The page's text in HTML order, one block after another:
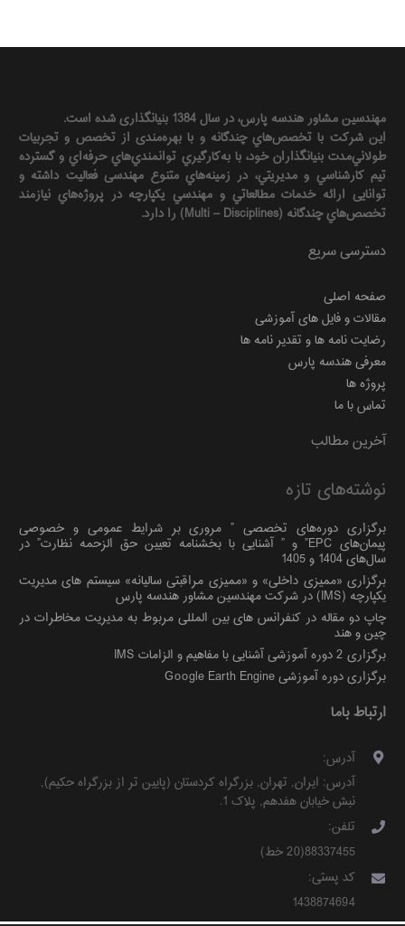
مهندسين مشاور هندسه‌ پارس، در سال 1384 بنیانگذاری شده است.
این شرکت با تخصص‌هاي چندگانه و با بهره‌مندی از تخصص و تجربيات
طولاني‌مدت بنيانگذاران خود، با به‌كارگيري توانمندي‌هاي حرفه‌اي و گسترده
تيم كارشناسي و مديريتي، در زمينه‌هاي متنوع مهندسی فعاليت داشته و
توانایی ارائه خدمات مطالعاتي و مهندسي يكپارچه در پروژه‌هاي نيازمند
تخصص‌هاي چندگانه (Multi – Disciplines) را دارد.
دسترسی سریع
صفحه اصلی
مقالات و فایل های آموزشی
رضایت نامه ها و تقدیر نامه ها
معرفی هندسه پارس
پروژه ها
تماس با ما
آخرین مطالب
نوشته‌های تازه
برگزاری دوره‌های تخصصی ” مروری بر شرایط عمومی و خصوصی
پیمان‌های EPC” و ” آشنایی با بخشنامه تعیین حق الزحمه نظارت” در
سال‌های 1404 و 1405
برگزاری «ممیزی داخلی» و «ممیزی مراقبتی سالیانه» سیستم های مدیریت
یکپارچه (IMS) در شرکت مهندسین مشاور هندسه پارس
چاپ دو مقاله در کنفرانس های بین المللی مربوط به مدیریت مخاطرات در
چین و هند
برگزاری 2 دوره آموزشی آشنایی با مفاهیم و الزامات IMS
برگزاری دوره آموزشی Google Earth Engine
ارتباط باما
آدرس:
آدرس: ایران, تهران, بزرگراه کردستان (پایین تر از بزرگراه حکیم),
نبش خیابان هفدهم, پلاک 1 .
تلفن:
88337455(20 خط)
کد پستی:
1438874694